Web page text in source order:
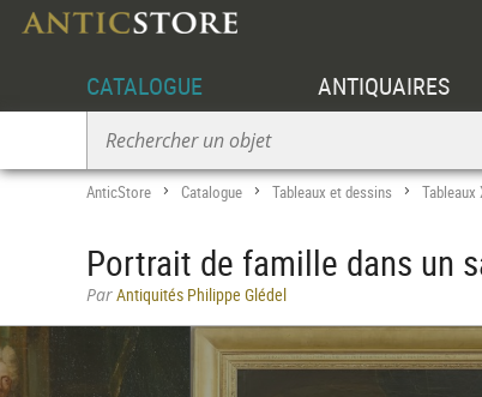
CATALOGUE ANTIQUAIRES
AnticStore > Catalogue > Tableaux et dessins > Tableaux
Portrait de famille dans un
ParAntiquités Philippe Glédel